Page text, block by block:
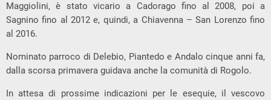
Maggiolini, è stato vicario a Cadorago fino al 2008, poi a
Sagnino fino al 2012 e, quindi, a Chiavenna – San Lorenzo fino
al 2016.
Nominato parroco di Delebio, Piantedo e Andalo cinque anni fa,
dalla scorsa primavera guidava anche la comunità di Rogolo.
In attesa di prossime indicazioni per le esequie, il vescovo